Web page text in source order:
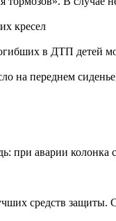
кресел
в ДТП детей
на переднем
при аварии колонка
средств